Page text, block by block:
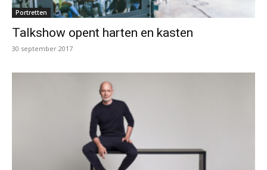
Portretten
Talkshow opent harten en kasten
30 september 2017